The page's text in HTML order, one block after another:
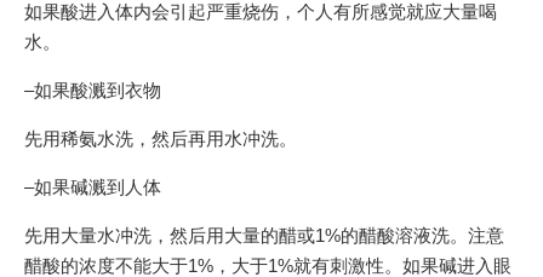
如果酸进入体内会引起严重烧伤，个人有所感觉就应大量喝
水。
–如果酸溅到衣物
先用稀氨水洗，然后再用水冲洗。
–如果碱溅到人体
先用大量水冲洗，然后用大量的醋或1%的醋酸溶液洗。注意
醋酸的浓度不能大于1%，大于1%就有刺激性。如果碱进入眼